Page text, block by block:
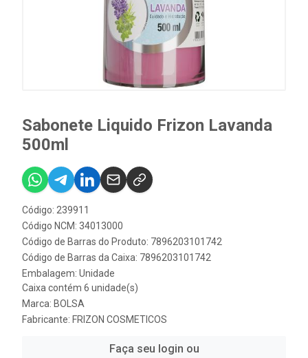
Sabonete Liquido Frizon Lavanda
500ml
Código: 239911
Código NCM: 34013000
Código de Barras do Produto: 7896203101742
Código de Barras da Caixa: 7896203101742
Embalagem: Unidade
Caixa contém 6 unidade(s)
Marca: BOLSA
Fabricante: FRIZON COSMETICOS
Faça seu login ou